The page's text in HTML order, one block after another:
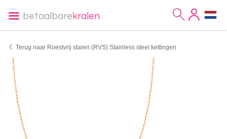
betaalbare kralen
Terug naar Roestvrij stalen (RVS) Stainless steel kettingen